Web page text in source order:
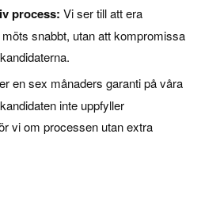
process: Vi ser till att era
snabbt, utan att kompromissa
en sex månaders garanti på våra
inte uppfyller
vi om processen utan extra